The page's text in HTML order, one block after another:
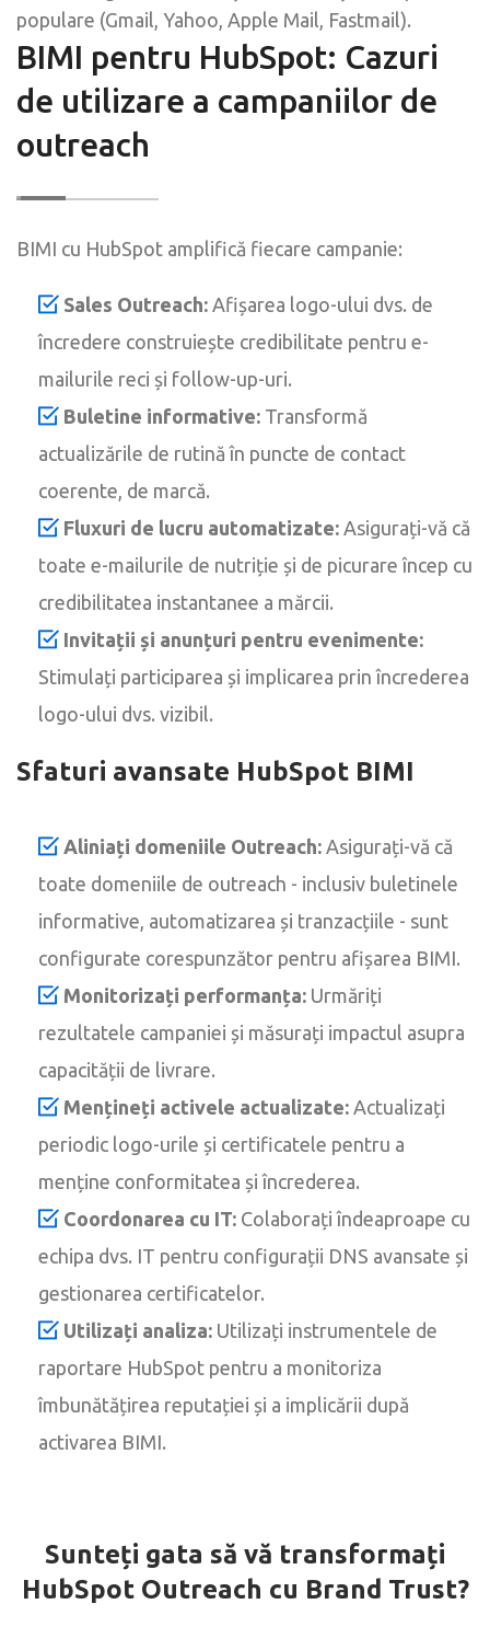
populare (Gmail, Yahoo, Apple Mail, Fastmail).
BIMI pentru HubSpot: Cazuri
de utilizare a campaniilor de
outreach
BIMI cu HubSpot amplifică fiecare campanie:
Sales Outreach: Afișarea logo-ului dvs. de
încredere construiește credibilitate pentru e-
mailurile reci și follow-up-uri.
Buletine informative: Transformă
actualizările de rutină în puncte de contact
coerente, de marcă.
Fluxuri de lucru automatizate: Asigurați-vă că
toate e-mailurile de nutriție și de picurare încep cu
credibilitatea instantanee a mărcii.
Invitații și anunțuri pentru evenimente:
Stimulați participarea și implicarea prin încrederea
logo-ului dvs. vizibil.
Sfaturi avansate HubSpot BIMI
Aliniați domeniile Outreach: Asigurați-vă că
toate domeniile de outreach - inclusiv buletinele
informative, automatizarea și tranzacțiile - sunt
configurate corespunzător pentru afișarea BIMI.
Monitorizați performanța: Urmăriți
rezultatele campaniei și măsurați impactul asupra
capacității de livrare.
Mențineți activele actualizate: Actualizați
periodic logo-urile și certificatele pentru a
menține conformitatea și încrederea.
Coordonarea cu IT: Colaborați îndeaproape cu
echipa dvs. IT pentru configurații DNS avansate și
gestionarea certificatelor.
Utilizați analiza: Utilizați instrumentele de
raportare HubSpot pentru a monitoriza
îmbunătățirea reputației și a implicării după
activarea BIMI.
Sunteți gata să vă transformați
HubSpot Outreach cu Brand Trust?